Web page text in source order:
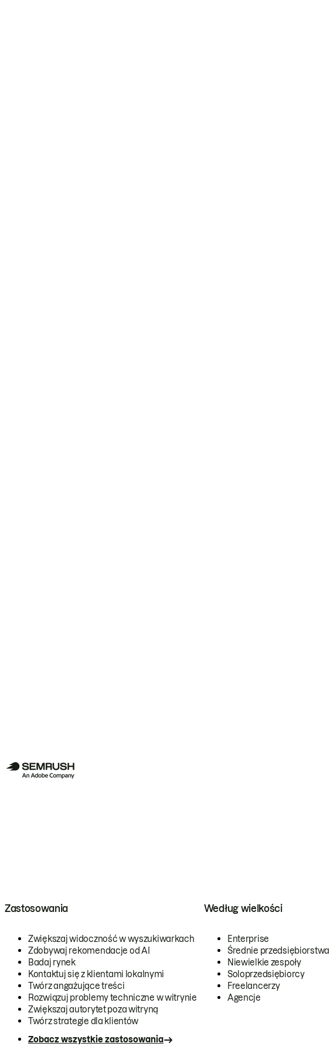
Zastosowania
Zwiększaj widoczność w wyszukiwarkach
Zdobywaj rekomendacje od AI
Badaj rynek
Kontaktuj się z klientami lokalnymi
Twórz angażujące treści
Rozwiązuj problemy techniczne w witrynie
Zwiększaj autorytet poza witryną
Twórz strategie dla klientów
Zobacz wszystkie zastosowania
Według wielkości
Enterprise
Średnie przedsiębiorstwa
Niewielkie zespoły
Soloprzedsiębiorcy
Freelancerzy
Agencje